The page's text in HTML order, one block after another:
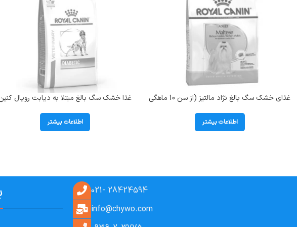
غذای خشک سگ بالغ نژاد مالتیز (از سن 10 ماهگی
اطلاعات بیشتر
غذا خشک سگ بالغ مبتلا به دیابت رویال
اطلاعات بیشتر
28424594 -021
info@chywo.com